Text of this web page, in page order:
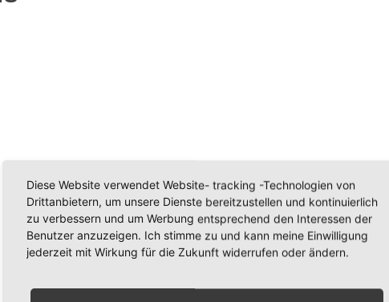
Diese Website verwendet Website- tracking -Technologien von
Drittanbietern, um unsere Dienste bereitzustellen und kontinuierlich
zu verbessern und um Werbung entsprechend den Interessen der
Benutzer anzuzeigen. Ich stimme zu und kann meine Einwilligung
jederzeit mit Wirkung für die Zukunft widerrufen oder ändern.